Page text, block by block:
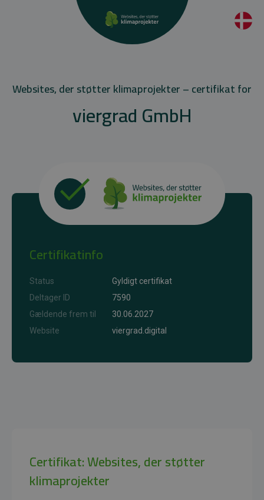
Websites, der støtter klimaprojekter – certifikat for
viergrad GmbH
Certifikatinfo
Status
Gyldigt certifikat
Deltager ID
7590
Gældende frem til
30.06.2027
Website
viergrad.digital
Certifikat: Websites, der støtter
klimaprojekter